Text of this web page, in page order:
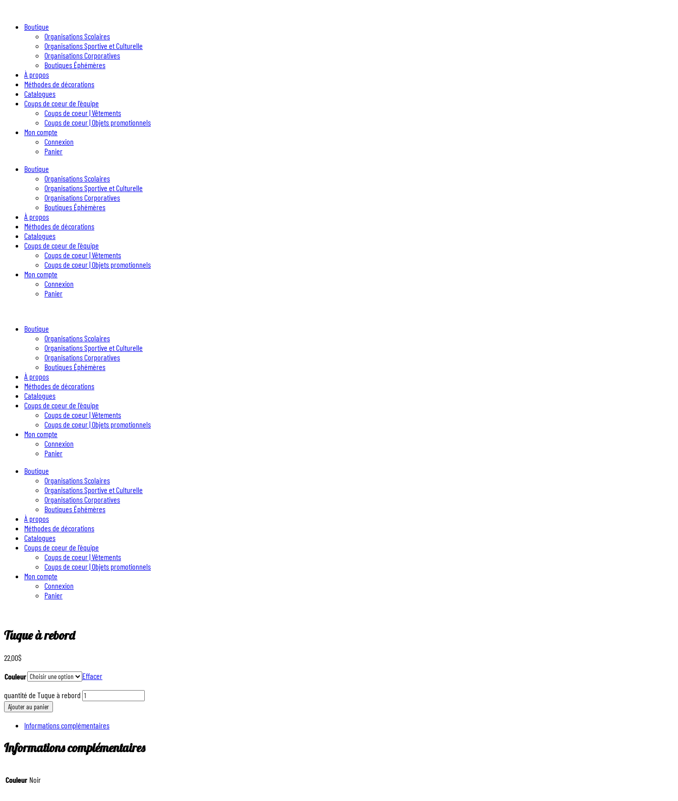
Boutique
Organisations Scolaires
Organisations Sportive et Culturelle
Organisations Corporatives
Boutiques Éphémères
À propos
Méthodes de décorations
Catalogues
Coups de coeur de l’équipe
Coups de coeur | Vêtements
Coups de coeur | Objets promotionnels
Mon compte
Connexion
Panier
Boutique
Organisations Scolaires
Organisations Sportive et Culturelle
Organisations Corporatives
Boutiques Éphémères
À propos
Méthodes de décorations
Catalogues
Coups de coeur de l’équipe
Coups de coeur | Vêtements
Coups de coeur | Objets promotionnels
Mon compte
Connexion
Panier
Boutique
Organisations Scolaires
Organisations Sportive et Culturelle
Organisations Corporatives
Boutiques Éphémères
À propos
Méthodes de décorations
Catalogues
Coups de coeur de l’équipe
Coups de coeur | Vêtements
Coups de coeur | Objets promotionnels
Mon compte
Connexion
Panier
Boutique
Organisations Scolaires
Organisations Sportive et Culturelle
Organisations Corporatives
Boutiques Éphémères
À propos
Méthodes de décorations
Catalogues
Coups de coeur de l’équipe
Coups de coeur | Vêtements
Coups de coeur | Objets promotionnels
Mon compte
Connexion
Panier
Tuque à rebord
22.00$
Couleur
Effacer
quantité de Tuque à rebord
Ajouter au panier
Informations complémentaires
Informations complémentaires
Couleur Noir